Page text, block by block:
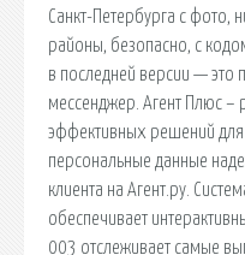
Санкт-Петербурга с фото,
районы, безопасно, с
в последней версии — это
мессенджер. Агент Плюс –
эффективных решений для
персональные данные
клиента на Агент.ру.
обеспечивает
003 отслеживает самые